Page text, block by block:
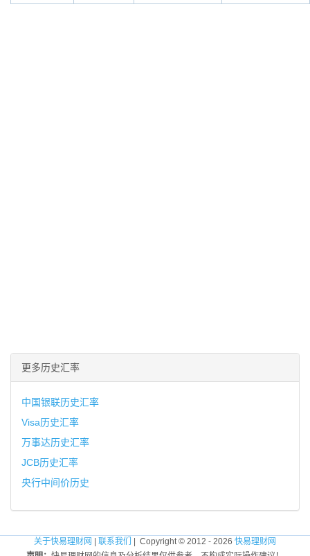
更多历史汇率
中国银联历史汇率
Visa历史汇率
万事达历史汇率
JCB历史汇率
央行中间价历史
关于快易理财网 联系我们 | Copyright © 2012 - 2026 快易理财网